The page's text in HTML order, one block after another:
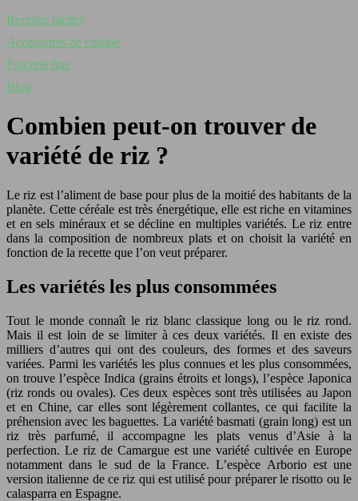
Recettes faciles
Accessoires de cuisine
Epicerie fine
Blog
Combien peut-on trouver de
variété de riz ?
Le riz est l’aliment de base pour plus de la moitié des habitants de la
planète. Cette céréale est très énergétique, elle est riche en vitamines
et en sels minéraux et se décline en multiples variétés. Le riz entre
dans la composition de nombreux plats et on choisit la variété en
fonction de la recette que l’on veut préparer.
Les variétés les plus consommées
Tout le monde connaît le riz blanc classique long ou le riz rond.
Mais il est loin de se limiter à ces deux variétés. Il en existe des
milliers d’autres qui ont des couleurs, des formes et des saveurs
variées. Parmi les variétés les plus connues et les plus consommées,
on trouve l’espèce Indica (grains étroits et longs), l’espèce Japonica
(riz ronds ou ovales). Ces deux espèces sont très utilisées au Japon
et en Chine, car elles sont légèrement collantes, ce qui facilite la
préhension avec les baguettes. La variété basmati (grain long) est un
riz très parfumé, il accompagne les plats venus d’Asie à la
perfection. Le riz de Camargue est une variété cultivée en Europe
notamment dans le sud de la France. L’espèce Arborio est une
version italienne de ce riz qui est utilisé pour préparer le risotto ou le
calasparra en Espagne.